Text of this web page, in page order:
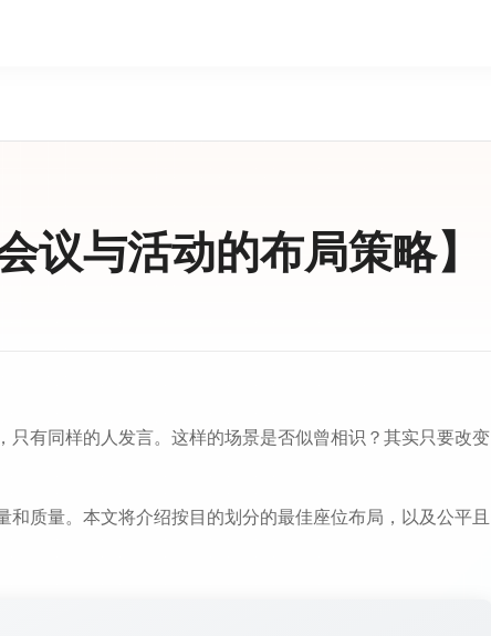
议与活动的布局策略】
只有同样的人发言。这样的场景是否似曾相识？其实只要改变
质量。本文将介绍按目的划分的最佳座位布局，以及公平且